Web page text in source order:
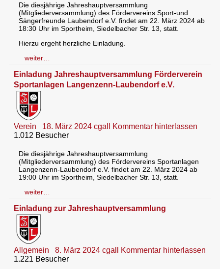
Die diesjährige Jahreshauptversammlung
(Mitgliederversammlung) des Fördervereins Sport-und
Sängerfreunde Laubendorf e.V. findet am 22. März 2024 ab
18:30 Uhr im Sportheim, Siedelbacher Str. 13, statt.
Hierzu ergeht herzliche Einladung.
weiter…
Einladung Jahreshauptversammlung Förderverein
Sportanlagen Langenzenn-Laubendorf e.V.
Verein 18. März 2024 cgall
Kommentar hinterlassen
1.012 Besucher
Die diesjährige Jahreshauptversammlung
(Mitgliederversammlung) des Fördervereins Sportanlagen
Langenzenn-Laubendorf e.V. findet am 22. März 2024 ab
19:00 Uhr im Sportheim, Siedelbacher Str. 13, statt.
weiter…
Einladung zur Jahreshauptversammlung
Allgemein 8. März 2024 cgall
Kommentar hinterlassen
1.221 Besucher